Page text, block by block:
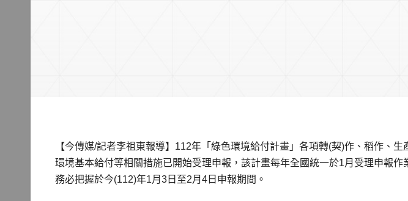
【今傳媒/記者李祖東報導】112年「綠色環境給付計畫」各項轉(契)作、稻作、
環境基本給付等相關措施已開始受理申報，該計畫每年全國統一於1月受理申報作
務必把握於今(112)年1月3日至2月4日申報期間。